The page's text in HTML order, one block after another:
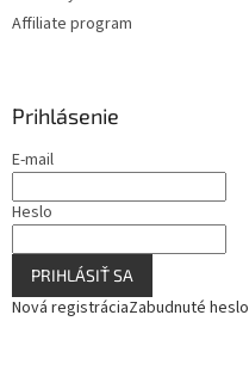
Affiliate program
Prihlásenie
E-mail
Heslo
PRIHLÁSIŤ SA
Nová registráciaZabudnuté heslo